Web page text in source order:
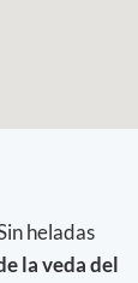
heladas
la veda del